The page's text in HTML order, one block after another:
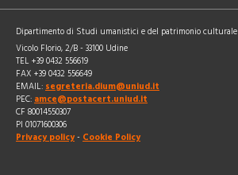
Dipartimento di Studi umanistici e del patrimonio culturale
Vicolo Florio, 2/B - 33100 Udine
TEL +39 0432 556619
FAX +39 0432 556649
EMAIL: segreteria.dium@uniud.it
PEC: amce@postacert.uniud.it
CF 80014550307
PI 01071600306
Privacy policy - Cookie Policy